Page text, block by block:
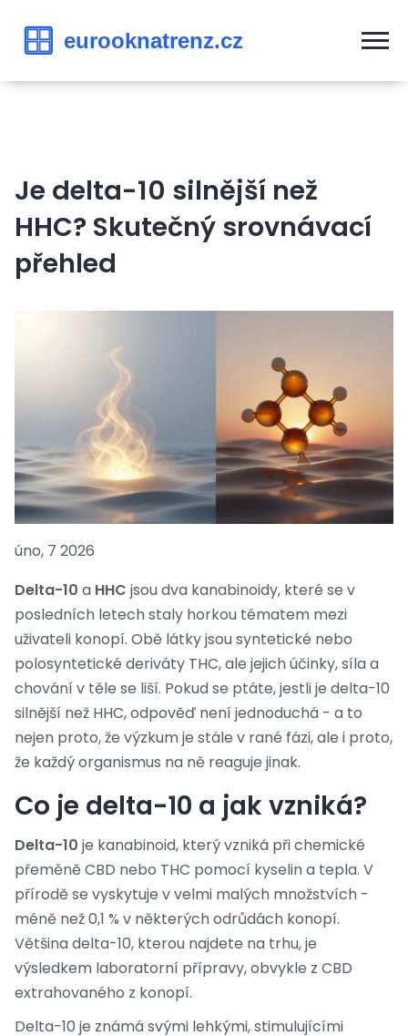
Je delta-10 silnější než
HHC? Skutečný srovnávací
přehled
úno, 7 2026
Delta-10 a HHC jsou dva kanabinoidy, které se v
posledních letech staly horkou tématem mezi
uživateli konopí. Obě látky jsou syntetické nebo
polosyntetické deriváty THC, ale jejich účinky, síla a
chování v těle se liší. Pokud se ptáte, jestli je delta-10
silnější než HHC, odpověď není jednoduchá - a to
nejen proto, že výzkum je stále v rané fázi, ale i proto,
že každý organismus na ně reaguje jinak.
Co je delta-10 a jak vzniká?
Delta-10 je kanabinoid, který vzniká při chemické
přeměně CBD nebo THC pomocí kyselin a tepla. V
přírodě se vyskytuje v velmi malých množstvích -
méně než 0,1 % v některých odrůdách konopí.
Většina delta-10, kterou najdete na trhu, je
výsledkem laboratorní přípravy, obvykle z CBD
extrahovaného z konopí.
Delta-10 je známá svými lehkými, stimulujícími